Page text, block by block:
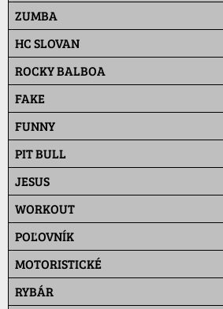
ZUMBA
HC SLOVAN
ROCKY BALBOA
FAKE
FUNNY
PIT BULL
JESUS
WORKOUT
POĽOVNÍK
MOTORISTICKÉ
RYBÁR